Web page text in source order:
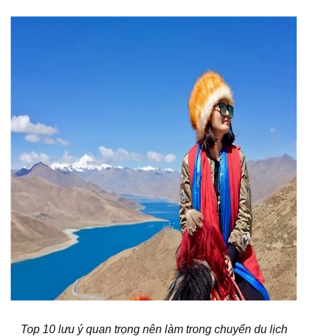
Top 10 lưu ý quan trọng nên làm trong chuyến du lịch